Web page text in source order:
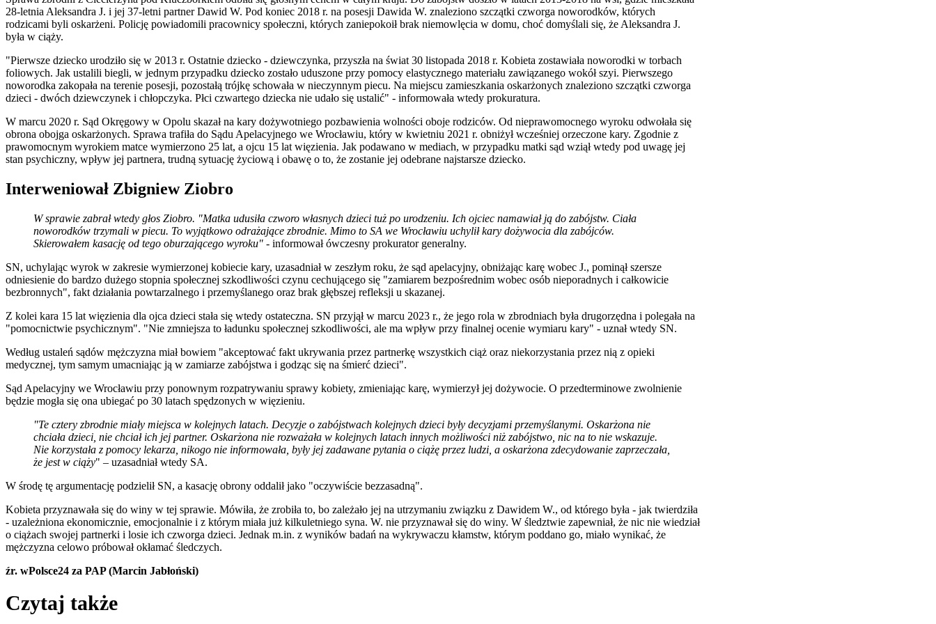
28-letnia Aleksandra J. i jej 37-letni partner Dawid W. Pod koniec 2018 r. na posesji Dawida W. znaleziono szczątki czworga noworodków, których
rodzicami byli oskarżeni. Policję powiadomili pracownicy społeczni, których zaniepokoił brak niemowlęcia w domu, choć domyślali się, że Aleksandra J.
była w ciąży.
"Pierwsze dziecko urodziło się w 2013 r. Ostatnie dziecko - dziewczynka, przyszła na świat 30 listopada 2018 r. Kobieta zostawiała noworodki w torbach
foliowych. Jak ustalili biegli, w jednym przypadku dziecko zostało uduszone przy pomocy elastycznego materiału zawiązanego wokół szyi. Pierwszego
noworodka zakopała na terenie posesji, pozostałą trójkę schowała w nieczynnym piecu. Na miejscu zamieszkania oskarżonych znaleziono szczątki czworga
dzieci - dwóch dziewczynek i chłopczyka. Płci czwartego dziecka nie udało się ustalić" - informowała wtedy prokuratura.
W marcu 2020 r. Sąd Okręgowy w Opolu skazał na kary dożywotniego pozbawienia wolności oboje rodziców. Od nieprawomocnego wyroku odwołała się
obrona obojga oskarżonych. Sprawa trafiła do Sądu Apelacyjnego we Wrocławiu, który w kwietniu 2021 r. obniżył wcześniej orzeczone kary. Zgodnie z
prawomocnym wyrokiem matce wymierzono 25 lat, a ojcu 15 lat więzienia. Jak podawano w mediach, w przypadku matki sąd wziął wtedy pod uwagę jej
stan psychiczny, wpływ jej partnera, trudną sytuację życiową i obawę o to, że zostanie jej odebrane najstarsze dziecko.
Interweniował Zbigniew Ziobro
W sprawie zabrał wtedy głos Ziobro. "Matka udusiła czworo własnych dzieci tuż po urodzeniu. Ich ojciec namawiał ją do zabójstw. Ciała
noworodków trzymali w piecu. To wyjątkowo odrażające zbrodnie. Mimo to SA we Wrocławiu uchylił kary dożywocia dla zabójców.
Skierowałem kasację od tego oburzającego wyroku" - informował ówczesny prokurator generalny.
SN, uchylając wyrok w zakresie wymierzonej kobiecie kary, uzasadniał w zeszłym roku, że sąd apelacyjny, obniżając karę wobec J., pominął szersze
odniesienie do bardzo dużego stopnia społecznej szkodliwości czynu cechującego się "zamiarem bezpośrednim wobec osób nieporadnych i całkowicie
bezbronnych", fakt działania powtarzalnego i przemyślanego oraz brak głębszej refleksji u skazanej.
Z kolei kara 15 lat więzienia dla ojca dzieci stała się wtedy ostateczna. SN przyjął w marcu 2023 r., że jego rola w zbrodniach była drugorzędna i polegała na
"pomocnictwie psychicznym". "Nie zmniejsza to ładunku społecznej szkodliwości, ale ma wpływ przy finalnej ocenie wymiaru kary" - uznał wtedy SN.
Według ustaleń sądów mężczyzna miał bowiem "akceptować fakt ukrywania przez partnerkę wszystkich ciąż oraz niekorzystania przez nią z opieki
medycznej, tym samym umacniając ją w zamiarze zabójstwa i godząc się na śmierć dzieci".
Sąd Apelacyjny we Wrocławiu przy ponownym rozpatrywaniu sprawy kobiety, zmieniając karę, wymierzył jej dożywocie. O przedterminowe zwolnienie
będzie mogła się ona ubiegać po 30 latach spędzonych w więzieniu.
"Te cztery zbrodnie miały miejsca w kolejnych latach. Decyzje o zabójstwach kolejnych dzieci były decyzjami przemyślanymi. Oskarżona nie
chciała dzieci, nie chciał ich jej partner. Oskarżona nie rozważała w kolejnych latach innych możliwości niż zabójstwo, nic na to nie wskazuje.
Nie korzystała z pomocy lekarza, nikogo nie informowała, były jej zadawane pytania o ciążę przez ludzi, a oskarżona zdecydowanie zaprzeczała,
że jest w ciąży" – uzasadniał wtedy SA.
W środę tę argumentację podzielił SN, a kasację obrony oddalił jako "oczywiście bezzasadną".
Kobieta przyznawała się do winy w tej sprawie. Mówiła, że zrobiła to, bo zależało jej na utrzymaniu związku z Dawidem W., od którego była - jak twierdziła
- uzależniona ekonomicznie, emocjonalnie i z którym miała już kilkuletniego syna. W. nie przyznawał się do winy. W śledztwie zapewniał, że nic nie wiedział
o ciążach swojej partnerki i losie ich czworga dzieci. Jednak m.in. z wyników badań na wykrywaczu kłamstw, którym poddano go, miało wynikać, że
mężczyzna celowo próbował okłamać śledczych.
źr. wPolsce24 za PAP (Marcin Jabłoński)
Czytaj także